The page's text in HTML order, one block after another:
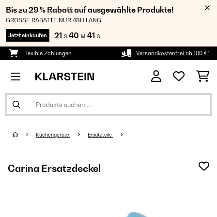
Bis zu 29 % Rabatt auf ausgewählte Produkte!
GROSSE RABATTE NUR 48H LANG!
Jetzt einkaufen 21 S 40 M 41 S
Flexible Zahlungen Versandkostenfrei ab 100 €*
Küchengeräte Ersatzteile
Carina Ersatzdeckel